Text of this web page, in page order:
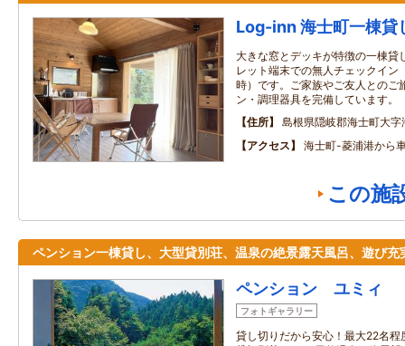
Log-inn 海士町一棟貸
大きな窓とデッキが特徴の一棟貸
レット端末での無人チェックイン
時）です。ご家族やご友人とのご
ン・調理器具を完備しています。
住所
島根県隠岐郡海士町大
アクセス
海士町-菱浦港から
この施
ペンション一棟貸し、大型貸別荘、温泉の絶景露天風呂、遊び充
ペンション ユミィ
フォトギャラリー
貸し切りだから安心！最大22名